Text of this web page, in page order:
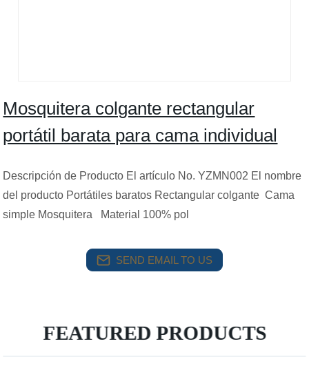
Mosquitera colgante rectangular
portátil barata para cama individual
Descripción de Producto El artículo No. YZMN002 El nombre
del producto Portátiles baratos Rectangular colgante Cama
simple Mosquitera Material 100% pol
SEND EMAIL TO US
FEATURED PRODUCTS